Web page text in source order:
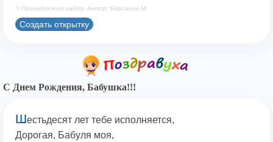
© Принадлежит сайту. Автор: Берсанов М.
Создать открытку
С Днем Рождения, Бабушка!!!
Шестьдесят лет тебе исполняется,
Дорогая, Бабуля моя,